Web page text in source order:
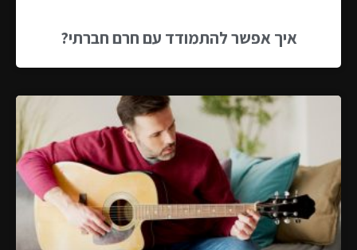
איך אפשר להתמודד עם חרם חברתי?